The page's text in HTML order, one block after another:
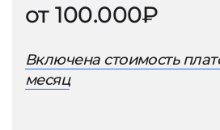
от 100.000₽
Включена стоимость
месяц